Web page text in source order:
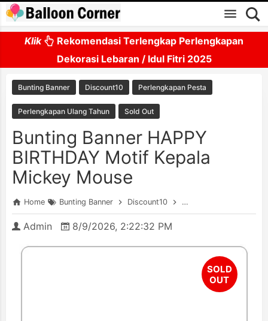
Skip to main content
Klik
Rekomendasi Terlengkap Perlengkapan
Dekorasi Lebaran / Idul Fitri 2025
Bunting Banner Discount10 Perlengkapan Pesta
Perlengkapan Ulang Tahun Sold Out
Bunting Banner HAPPY
BIRTHDAY Motif Kepala
Mickey Mouse
Home Bunting Banner Discount10 Perlengkapan Pesta
Admin 8/9/2026, 2:22:32 PM